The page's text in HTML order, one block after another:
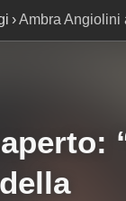
Ambra Angiolini